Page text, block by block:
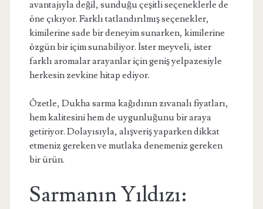
avantajıyla değil, sunduğu çeşitli seçeneklerle de
öne çıkıyor. Farklı tatlandırılmış seçenekler,
kimilerine sade bir deneyim sunarken, kimilerine
özgün bir içim sunabiliyor. İster meyveli, ister
farklı aromalar arayanlar için geniş yelpazesiyle
herkesin zevkine hitap ediyor.
Özetle, Dukha sarma kağıdının zıvanalı fiyatları,
hem kalitesini hem de uygunluğunu bir araya
getiriyor. Dolayısıyla, alışveriş yaparken dikkat
etmeniz gereken ve mutlaka denemeniz gereken
bir ürün.
Sarmanın Yıldızı: